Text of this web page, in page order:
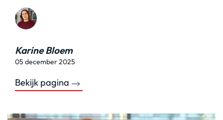
Karine Bloem
05 december 2025
Bekijk pagina